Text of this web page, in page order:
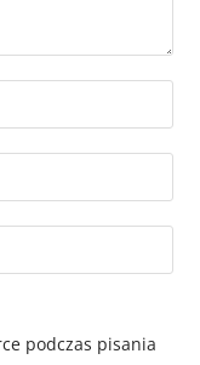
podczas pisania